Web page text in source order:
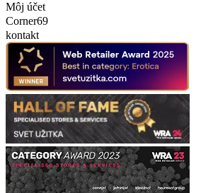
Môj účet
Corner69
kontakt